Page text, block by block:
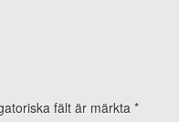
fält är märkta *